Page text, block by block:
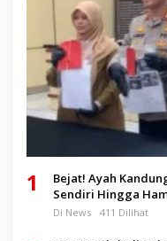
1
Bejat! Ayah
Sendiri Hingga
Di News 411 Dilihat